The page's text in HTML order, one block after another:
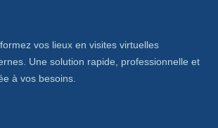
vos lieux en visites virtuelles
Une solution rapide, professionnelle et
à vos besoins.